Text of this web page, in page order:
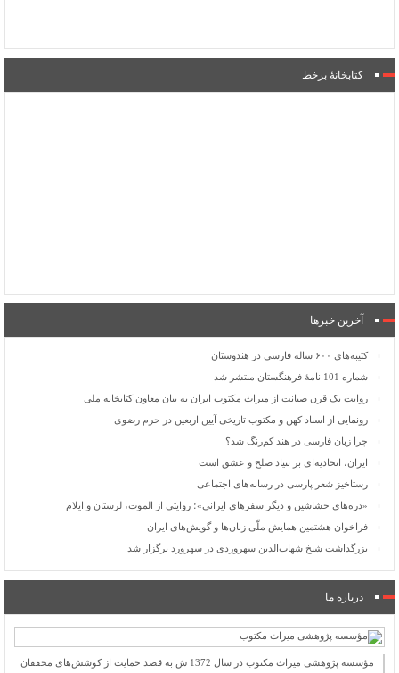
کتابخانۀ برخط
آخرین خبرها
کتیبه‌های ۶۰۰ ساله فارسی در هندوستان
شماره 101 نامۀ فرهنگستان منتشر شد
روایت یک قرن صیانت از میراث مکتوب ایران به بیان معاون کتابخانه ملی
رونمایی از اسناد کهن و مکتوب تاریخی آیین اربعین در حرم رضوی
چرا زبان فارسی در هند کم‌رنگ شد؟
ایران، اتحادیه‌ای بر بنیاد صلح و عشق است
رستاخیز شعر پارسی در رسانه‌های اجتماعی
«دره‌های حشاشین و دیگر سفرهای ایرانی»؛ روایتی از الموت، لرستان و ایلام
فراخوان هشتمین همایش ملّی زبان‌ها و گویش‌های ایران
بزرگداشت شیخ شهاب‌الدین سهروردی در سهرورد برگزار شد
درباره ما
مؤسسه پژوهشی میراث مكتوب در سال 1372 ش به قصد حمایت از كوشش‌های محققان